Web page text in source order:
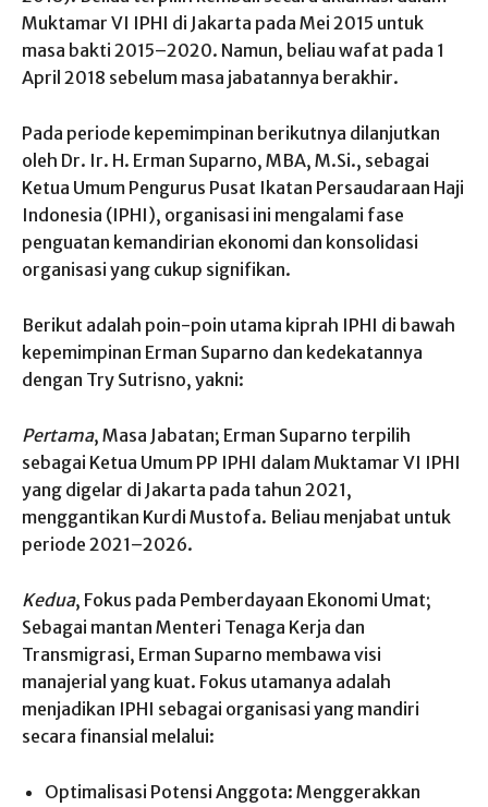
Muktamar VI IPHI di Jakarta pada Mei 2015 untuk
masa bakti 2015–2020. Namun, beliau wafat pada 1
April 2018 sebelum masa jabatannya berakhir.
Pada periode kepemimpinan berikutnya dilanjutkan
oleh Dr. Ir. H. Erman Suparno, MBA, M.Si., sebagai
Ketua Umum Pengurus Pusat Ikatan Persaudaraan Haji
Indonesia (IPHI), organisasi ini mengalami fase
penguatan kemandirian ekonomi dan konsolidasi
organisasi yang cukup signifikan.
Berikut adalah poin-poin utama kiprah IPHI di bawah
kepemimpinan Erman Suparno dan kedekatannya
dengan Try Sutrisno, yakni:
Pertama, Masa Jabatan; Erman Suparno terpilih
sebagai Ketua Umum PP IPHI dalam Muktamar VI IPHI
yang digelar di Jakarta pada tahun 2021,
menggantikan Kurdi Mustofa. Beliau menjabat untuk
periode 2021–2026.
Kedua, Fokus pada Pemberdayaan Ekonomi Umat;
Sebagai mantan Menteri Tenaga Kerja dan
Transmigrasi, Erman Suparno membawa visi
manajerial yang kuat. Fokus utamanya adalah
menjadikan IPHI sebagai organisasi yang mandiri
secara finansial melalui:
Optimalisasi Potensi Anggota: Menggerakkan